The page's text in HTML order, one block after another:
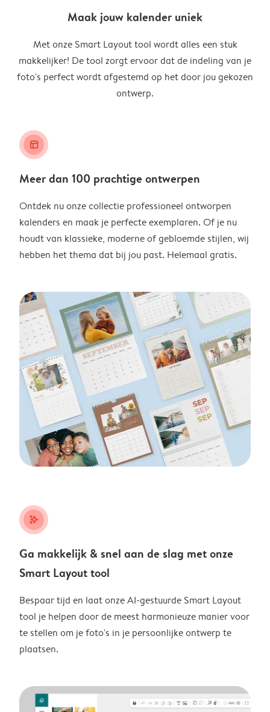
Maak jouw kalender uniek
Met onze Smart Layout tool wordt alles een stuk
makkelijker! De tool zorgt ervoor dat de indeling van je
foto's perfect wordt afgestemd op het door jou gekozen
ontwerp.
layout_alt
Meer dan 100 prachtige ontwerpen
Ontdek nu onze collectie professioneel ontworpen
kalenders en maak je perfecte exemplaren. Of je nu
houdt van klassieke, moderne of gebloemde stijlen, wij
hebben het thema dat bij jou past. Helemaal gratis.
stars_plus
Ga makkelijk & snel aan de slag met onze
Smart Layout tool
Bespaar tijd en laat onze AI-gestuurde Smart Layout
tool je helpen door de meest harmonieuze manier voor
te stellen om je foto's in je persoonlijke ontwerp te
plaatsen.